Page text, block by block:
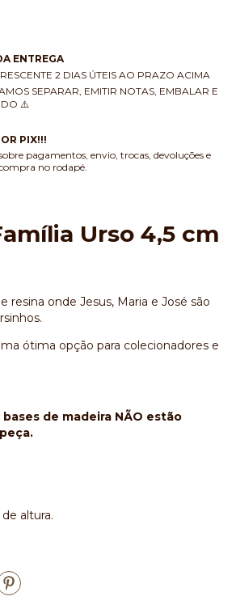
ENTREGA
2 DIAS ÚTEIS AO PRAZO ACIMA
SEPARAR, EMITIR NOTAS, EMBALAR E
⚠️
PIX!!!
pagamentos, envio, trocas, devoluções e
no rodapé.
Urso 4,5 cm
resina onde Jesus, Maria e José são
ótima opção para colecionadores e
de madeira NÃO estão
altura.